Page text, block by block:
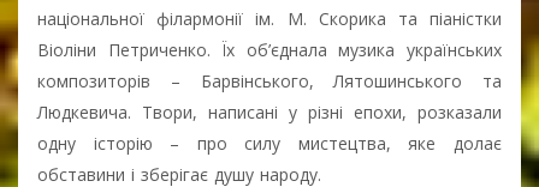
національної філармонії ім. М. Скорика та піаністки
Віоліни Петриченко. Їх об’єднала музика українських
композиторів – Барвінського, Лятошинського та
Людкевича. Твори, написані у різні епохи, розказали
одну історію – про силу мистецтва, яке долає
обставини і зберігає душу народу.